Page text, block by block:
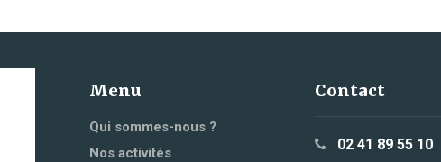
Menu
Qui sommes-nous ?
Nos activités
Contact
02 41 89 55 10